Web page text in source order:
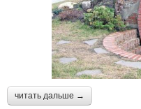
читать дальше →